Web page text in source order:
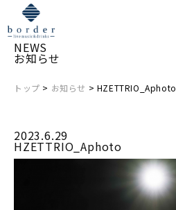
NEWS
お知らせ
トップ > お知らせ > HZETTRIO_Aphoto
2023.6.29
HZETTRIO_Aphoto